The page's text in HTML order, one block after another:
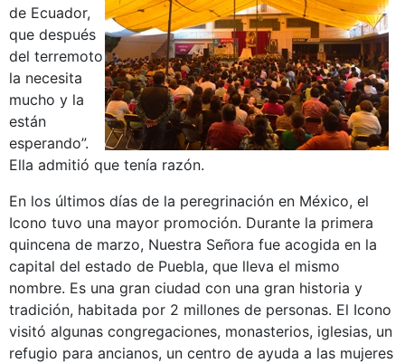
de Ecuador,
que después
del terremoto
la necesita
mucho y la
están
esperando”.
Ella admitió que tenía razón.
En los últimos días de la peregrinación en México, el
Icono tuvo una mayor promoción. Durante la primera
quincena de marzo, Nuestra Señora fue acogida en la
capital del estado de Puebla, que lleva el mismo
nombre. Es una gran ciudad con una gran historia y
tradición, habitada por 2 millones de personas. El Icono
visitó algunas congregaciones, monasterios, iglesias, un
refugio para ancianos, un centro de ayuda a las mujeres